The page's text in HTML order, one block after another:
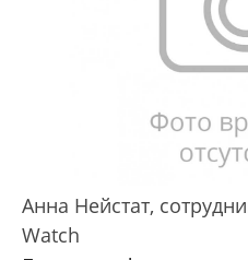
Анна Нейстат,
Watch